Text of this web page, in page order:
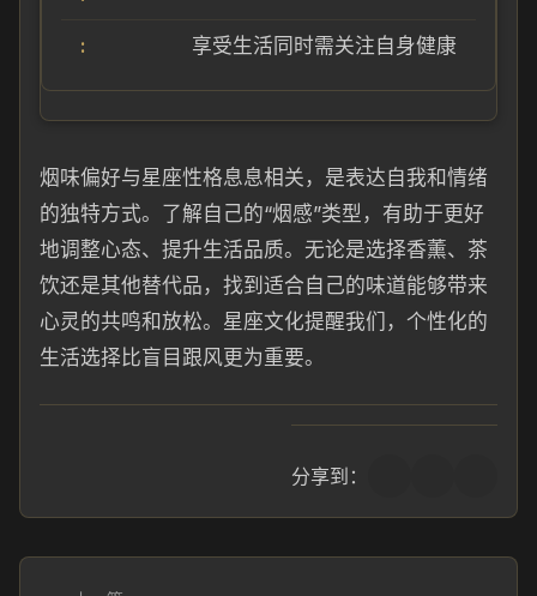
享受生活同时需关注自身健康
烟味偏好与星座性格息息相关，是表达自我和情绪
的独特方式。了解自己的“烟感”类型，有助于更好
地调整心态、提升生活品质。无论是选择香薰、茶
饮还是其他替代品，找到适合自己的味道能够带来
心灵的共鸣和放松。星座文化提醒我们，个性化的
生活选择比盲目跟风更为重要。
分享到：